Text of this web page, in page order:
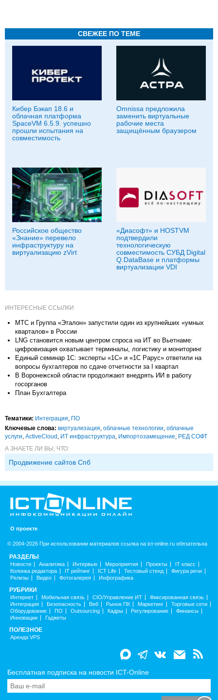
СВЕЖЕЕ ПО ТЕМЕ
Кибер Бэкап 18.6 и
облачная платформа
SpaceVM 6.5.9. успешно
прошли испытания на
совместимость
Omnissa предложила
заменить виртуальные
рабочие места
защищённым браузером
Российское общество
«Знание» перевело
инфраструктуру на
виртуализацию zVirt
«Диасофт» и HOSTVM
подтвердили
технологическую
совместимость СУБД Digital
Q.DataBase и платформы
виртуализации VDI
ИНТЕРЕСНЫЕ ССЫЛКИ
МТС и Группа «Эталон» запустили один из крупнейших «умных
кварталов» в России
LNG становится новым центром спроса на ИТ во Вьетнаме:
цифровизация охватывает терминалы, логистику и мониторинг
Единый семинар 1С: эксперты «1С» и «1С Рарус» ответили на
вопросы бухгалтеров по сдаче отчетности за I квартал
В Воронежской области продолжают внедрять ИИ в работу
госорганов
План Бухгалтера
Тематики: Интеграция, ПО
Ключевые слова: виртуализация, облачные технологии, облачные
услуги, ActiveCloud , ИТ инфраструктура, Импорто­замещение, РЕД СОФТ
А ЗНАЕТЕ ЛИ ВЫ, ЧТО:
Продвижение сайтов Спб
О проекте
© 2004-2026 При использовании материалов ссылка на ict-online.ru обязательна
РАЗДЕЛЫ
Новости Аналитика Интервью Мероприятия Проекты
IT класс
Колонка редактора
IT рейтинг ICT Life Тестовый стенд
Фигура речи
Релизы
Видео Фотогалерея Инфографика
РУБРИКИ
Интернет Мобильная связь CIO/Управление ИТ
Фиксированная связь
Интеграция
Безопасность Веб Рынок ПК Маркетинг
Торговые сети
Оборудование
ПО Outsourcing Кадры Регулирование
Финансы
Инновации
Гаджеты
ПОЛЕЗНОЕ
Аренда VPS
Бесплатная подписка на новости ICT-Online